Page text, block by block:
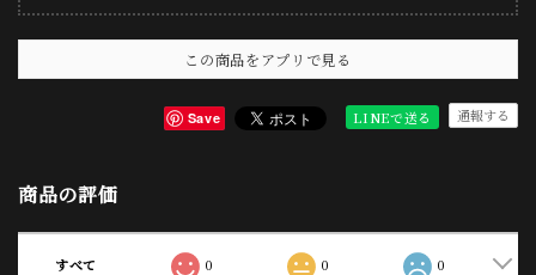
この商品をアプリで見る
Save LINEで送る 通報する
商品の評価
すべて 0 0 0